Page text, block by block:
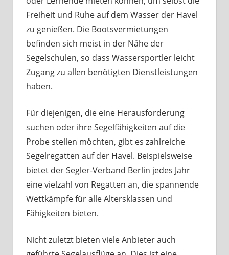
Freiheit und Ruhe auf dem Wasser der Havel
zu genießen. Die Bootsvermietungen
befinden sich meist in der Nähe der
Segelschulen, so dass Wassersportler leicht
Zugang zu allen benötigten Dienstleistungen
haben.
Für diejenigen, die eine Herausforderung
suchen oder ihre Segelfähigkeiten auf die
Probe stellen möchten, gibt es zahlreiche
Segelregatten auf der Havel. Beispielsweise
bietet der Segler-Verband Berlin jedes Jahr
eine vielzahl von Regatten an, die spannende
Wettkämpfe für alle Altersklassen und
Fähigkeiten bieten.
Nicht zuletzt bieten viele Anbieter auch